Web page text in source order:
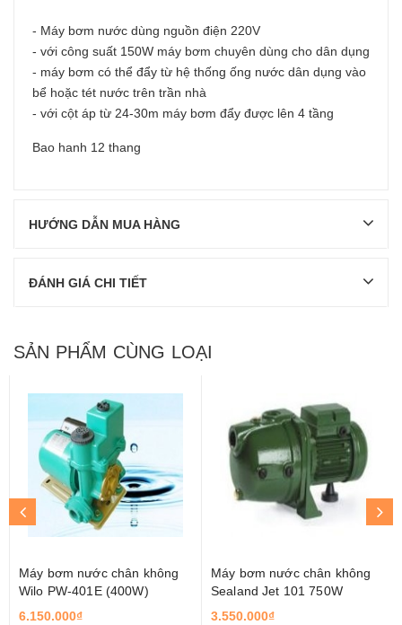
- Máy bơm nước dùng nguồn điện 220V
- với công suất 150W máy bơm chuyên dùng cho dân dụng
- máy bơm có thể đẩy từ hệ thống ống nước dân dụng vào
bể hoặc tét nước trên trần nhà
- với cột áp từ 24-30m máy bơm đẩy được lên 4 tầng
Bao hanh 12 thang
HƯỚNG DẪN MUA HÀNG
ĐÁNH GIÁ CHI TIẾT
SẢN PHẨM CÙNG LOẠI
Máy bơm nước chân không
Wilo PW-401E (400W)
6.150.000₫
Máy bơm nước chân không
Sealand Jet 101 750W
3.550.000₫